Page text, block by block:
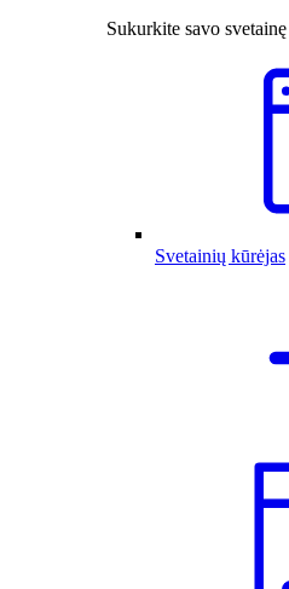
Sukurkite savo svetainę
Svetainių kūrėjas